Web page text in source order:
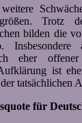
Trotz
bilden die
eher
ist
tatsächlichen
für